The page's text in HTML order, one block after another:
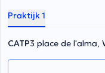
pathologieën (diabetes,
Praktijk 1
CATP3 place de l'alma,